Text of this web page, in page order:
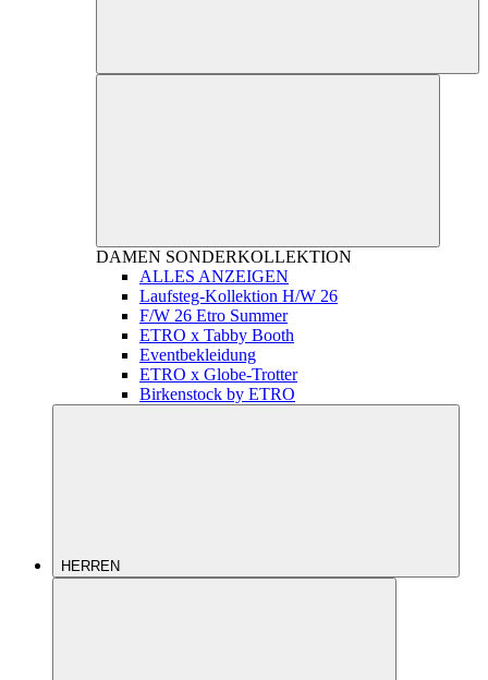
DAMEN SONDERKOLLEKTION
ALLES ANZEIGEN
Laufsteg-Kollektion H/W 26
F/W 26 Etro Summer
ETRO x Tabby Booth
Eventbekleidung
ETRO x Globe-Trotter
Birkenstock by ETRO
HERREN